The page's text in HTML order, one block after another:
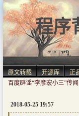
程序
原文转载 开源库 正
百度辟谣“李彦宏小三”传闻
2018-05-25 19:57